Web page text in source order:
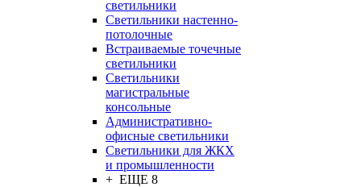
светильники
Светильники настенно-
потолочные
Встраиваемые точечные
светильники
Светильники
магистральные
консольные
Административно-
офисные светильники
Светильники для ЖКХ
и промышленности
+ ЕЩЕ 8